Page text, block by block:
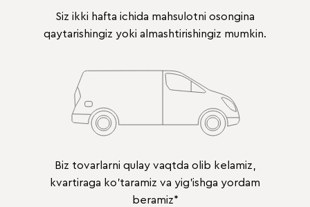
Siz ikki hafta ichida mahsulotni osongina
qaytarishingiz yoki almashtirishingiz mumkin.
Biz tovarlarni qulay vaqtda olib kelamiz,
kvartiraga ko'taramiz va yig'ishga yordam
beramiz*